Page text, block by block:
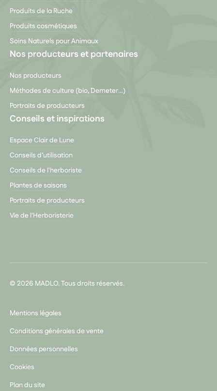
Produits de la Ruche
Produits cosmétiques
Soins Naturels pour Animaux
Nos producteurs et partenaires
Nos producteurs
Méthodes de culture (bio, Demeter…)
Portraits de producteurs
Conseils et inspirations
Espace Clair de Lune
Conseils d’utilisation
Conseils de l'herboriste
Plantes de saisons
Portraits de producteurs
Vie de l'Herboristerie
© 2026 MADLO. Tous droits réservés.
Mentions légales
Conditions générales de vente
Données personnelles
Cookies
Plan du site